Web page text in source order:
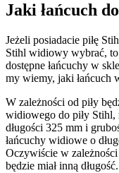
Jaki łańcuch
Jeżeli posiadacie piłę
Stihl widiowy wybrać,
dostępne łańcuchy w
my wiemy, jaki łańcuch
W zależności od piły
widiowego do piły Stihl,
długości 325 mm i
łańcuchy widiowe o
Oczywiście w
będzie miał inną długość.